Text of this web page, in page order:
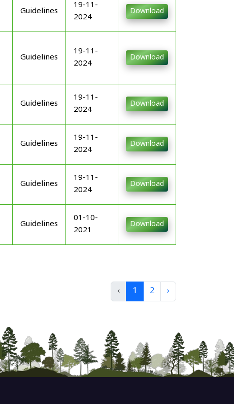
Guidelines
19-11-
2024
Download
Guidelines
19-11-
2024
Download
Guidelines
19-11-
2024
Download
Guidelines
19-11-
2024
Download
Guidelines
19-11-
2024
Download
Guidelines
01-10-
2021
Download
‹ 1 2 ›